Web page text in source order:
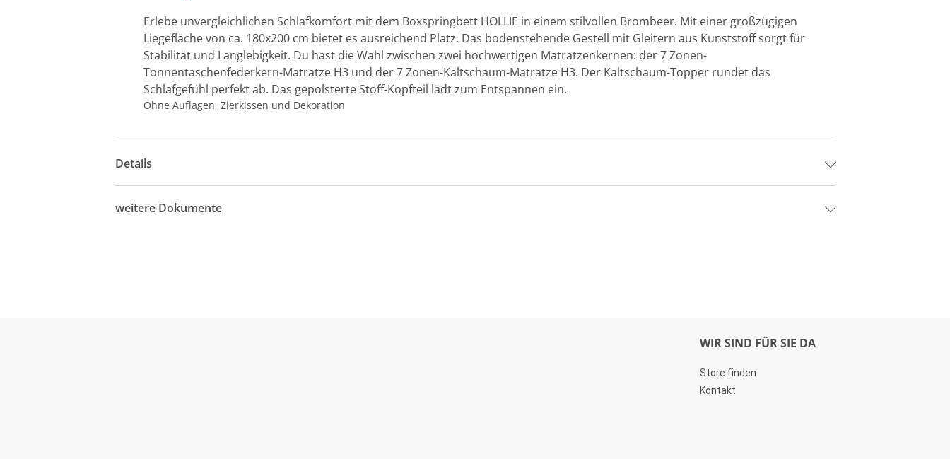
Erlebe unvergleichlichen Schlafkomfort mit dem Boxspringbett HOLLIE in einem stilvollen Brombeer. Mit einer großzügigen
Liegefläche von ca. 180x200 cm bietet es ausreichend Platz. Das bodenstehende Gestell mit Gleitern aus Kunststoff sorgt für
Stabilität und Langlebigkeit. Du hast die Wahl zwischen zwei hochwertigen Matratzenkernen: der 7 Zonen-
Tonnentaschenfederkern-Matratze H3 und der 7 Zonen-Kaltschaum-Matratze H3. Der Kaltschaum-Topper rundet das
Schlafgefühl perfekt ab. Das gepolsterte Stoff-Kopfteil lädt zum Entspannen ein.
Ohne Auflagen, Zierkissen und Dekoration
Details
weitere Dokumente
WIR SIND FÜR SIE DA
Store finden
Kontakt